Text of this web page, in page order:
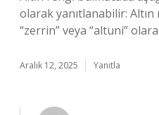
olarak yanıtlanabilir:
“zerrin” veya “altuni”
Aralık 12, 2025 Yanıtla